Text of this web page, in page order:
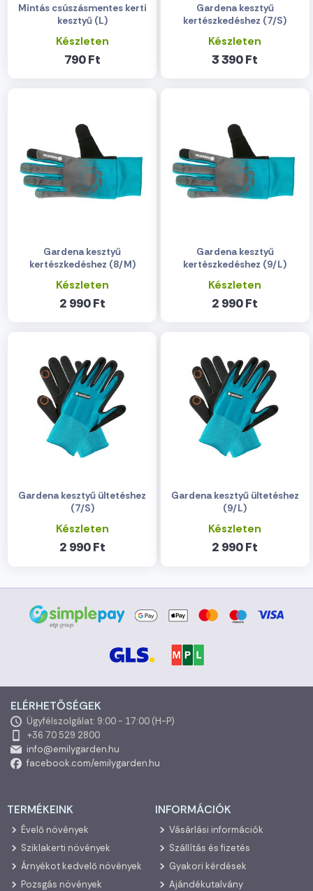
Mintás csúszásmentes kerti
kesztyű (L)
Készleten
790 Ft
Gardena kesztyű
kertészkedéshez (7/S)
Készleten
3 390 Ft
Gardena kesztyű
kertészkedéshez (8/M)
Készleten
2 990 Ft
Gardena kesztyű
kertészkedéshez (9/L)
Készleten
2 990 Ft
Gardena kesztyű ültetéshez
(7/S)
Készleten
2 990 Ft
Gardena kesztyű ültetéshez
(9/L)
Készleten
2 990 Ft
ELÉRHETŐSÉGEK
Ügyfélszolgálat: 9:00 - 17:00 (H-P)
+36 70 529 2800
info@emilygarden.hu
facebook.com/emilygarden.hu
TERMÉKEINK
Évelő növények
Sziklakerti növények
Árnyékot kedvelő növények
Pozsgás növények
INFORMÁCIÓK
Vásárlási információk
Szállítás és fizetés
Gyakori kérdések
Ajándékutalvány